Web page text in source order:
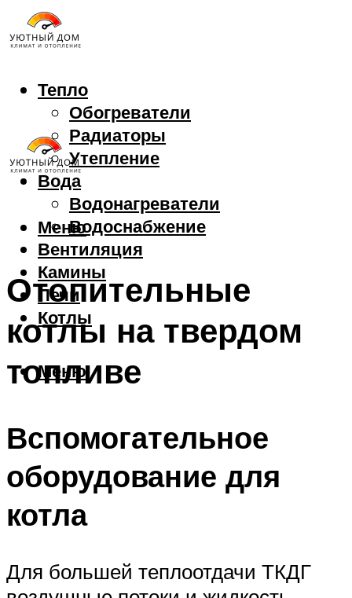
Тепло
Обогреватели
Радиаторы
Утепление
Вода
Водонагреватели
Водоснабжение
Вентиляция
Камины
Печи
Котлы
Меню
Меню
Отопительные
котлы на твердом
топливе
Вспомогательное
оборудование для
котла
Для большей теплоотдачи ТКДГ